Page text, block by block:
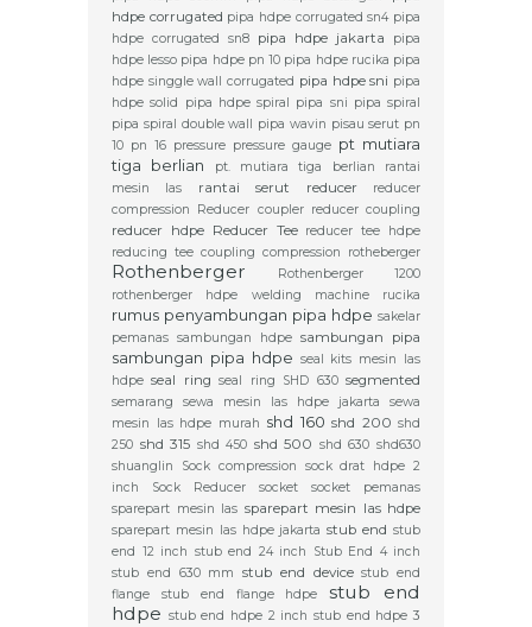
hdpe corrugated pipa hdpe corrugated sn4 pipa
hdpe corrugated sn8
pipa hdpe jakarta
pipa
hdpe lesso pipa hdpe pn 10 pipa hdpe rucika pipa
hdpe singgle wall corrugated pipa hdpe sni pipa
hdpe solid
pipa hdpe spiral pipa sni pipa spiral
pipa spiral double wall pipa wavin pisau serut pn
10 pn 16 pressure pressure gauge pt mutiara
tiga berlian
pt. mutiara tiga berlian
rantai
mesin las
rantai serut reducer
reducer
compression
Reducer coupler reducer coupling
reducer hdpe Reducer Tee reducer tee hdpe
reducing tee coupling compression
rotheberger
Rothenberger
Rothenberger 1200
rothenberger hdpe welding machine
rucika
rumus penyambungan pipa hdpe sakelar
pemanas sambungan hdpe sambungan pipa
sambungan pipa hdpe seal kits mesin las
hdpe seal ring seal ring SHD 630 segmented
semarang sewa mesin las hdpe jakarta
sewa
mesin las hdpe murah shd 160 shd 200 shd
250 shd 315 shd 450 shd 500 shd 630 shd630
shuanglin
Sock compression
sock drat hdpe 2
inch
Sock Reducer socket
socket pemanas
sparepart mesin las sparepart mesin las hdpe
sparepart mesin las hdpe jakarta stub end stub
end 12 inch stub end 24 inch
Stub End 4 inch
stub end 630 mm
stub end device stub end
flange
stub end flange hdpe
stub end
hdpe stub end hdpe 2 inch stub end hdpe 3